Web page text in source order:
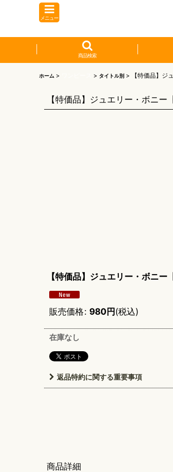
メニュー
商品検索
ホーム > > タイトル別 > 【特価品】ジ
【特価品】ジュエリー・ボニー
【特価品】ジュエリー・ボニー
販売価格: 980円(税込)
在庫なし
返品特約に関する重要事項
商品詳細